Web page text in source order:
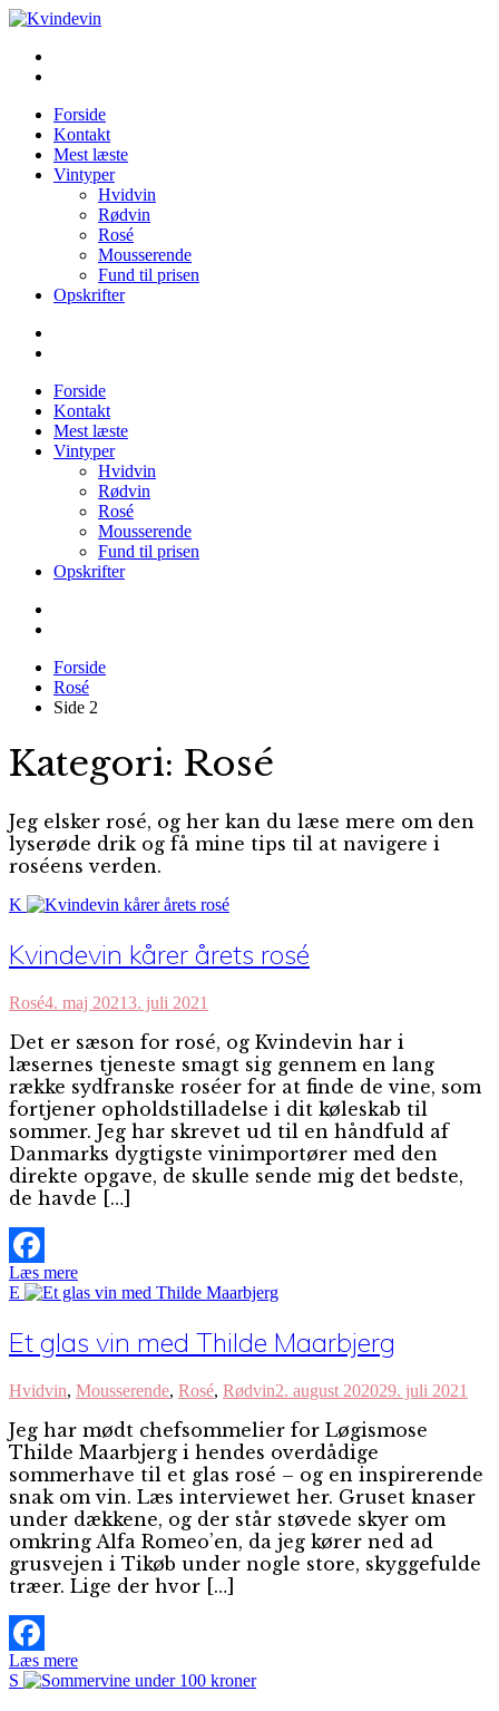
Videre
indhold
Kvindevin
Blog om vin for kvinder (& andre mennesker)
Forside
Kontakt
Mest læste
Vintyper
Hvidvin
Rødvin
Rosé
Mousserende
Fund til prisen
Opskrifter
Forside
Kontakt
Mest læste
Vintyper
Hvidvin
Rødvin
Rosé
Mousserende
Fund til prisen
Opskrifter
Forside
Rosé
Side 2
Kategori: Rosé
Jeg elsker rosé, og her kan du læse mere om den
lyserøde drik og få mine tips til at navigere i
roséens verden.
K
Kvindevin kårer årets rosé
Rosé4. maj 20213. juli 2021
Det er sæson for rosé, og Kvindevin har i
læsernes tjeneste smagt sig gennem en lang
række sydfranske roséer for at finde de vine, som
fortjener opholdstilladelse i dit køleskab til
sommer. Jeg har skrevet ud til en håndfuld af
Danmarks dygtigste vinimportører med den
direkte opgave, de skulle sende mig det bedste,
de havde […]
Facebook
Læs mere
E
Et glas vin med Thilde Maarbjerg
Hvidvin, Mousserende, Rosé, Rødvin2. august 202029. juli 2021
Jeg har mødt chefsommelier for Løgismose
Thilde Maarbjerg i hendes overdådige
sommerhave til et glas rosé – og en inspirerende
snak om vin. Læs interviewet her. Gruset knaser
under dækkene, og der står støvede skyer om
omkring Alfa Romeo’en, da jeg kører ned ad
grusvejen i Tikøb under nogle store, skyggefulde
træer. Lige der hvor […]
Facebook
Læs mere
S